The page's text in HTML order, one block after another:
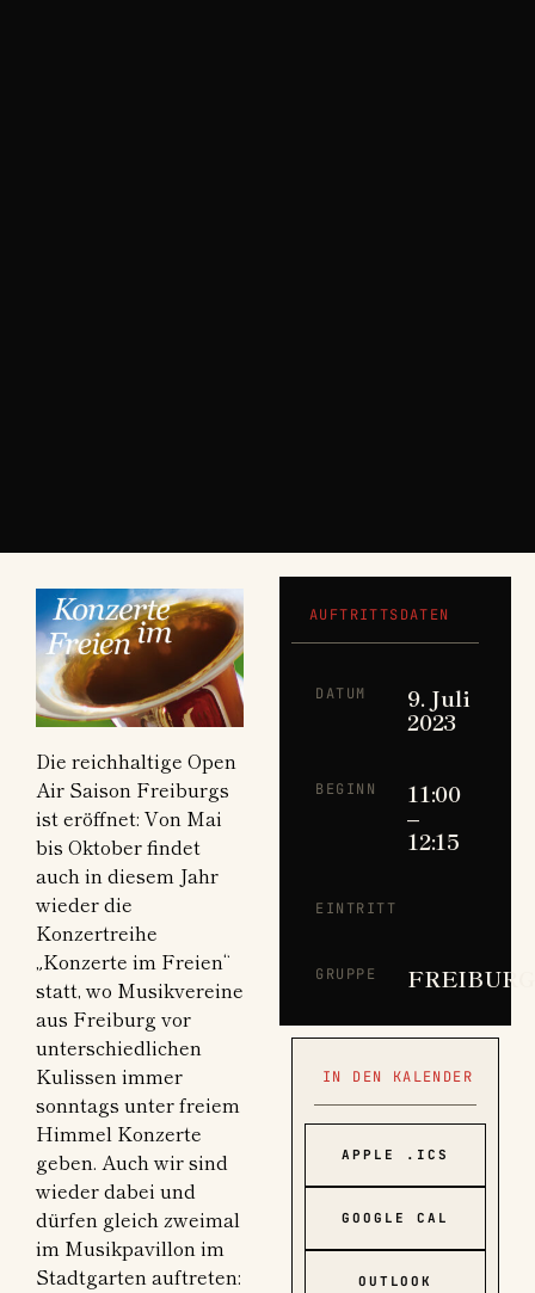
Die reichhaltige Open
Air Saison Freiburgs
ist eröffnet: Von Mai
bis Oktober findet
auch in diesem Jahr
wieder die
Konzertreihe
„Konzerte im Freien“
statt, wo Musikvereine
aus Freiburg vor
unterschiedlichen
Kulissen immer
sonntags unter freiem
Himmel Konzerte
geben. Auch wir sind
wieder dabei und
dürfen gleich zweimal
im Musikpavillon im
Stadtgarten auftreten:
AUFTRITTSDATEN
DATUM 9. Juli
2023
BEGINN 11:00
–
12:15
EINTRITT
GRUPPE FREIBURG
IN DEN KALENDER
APPLE .ICS
GOOGLE CAL
OUTLOOK